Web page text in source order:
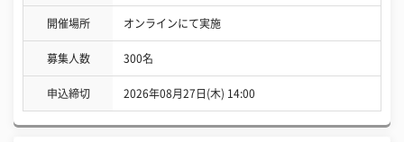
開催場所 オンラインにて実施
募集人数 300名
申込締切 2026年08月27日(木) 14:00